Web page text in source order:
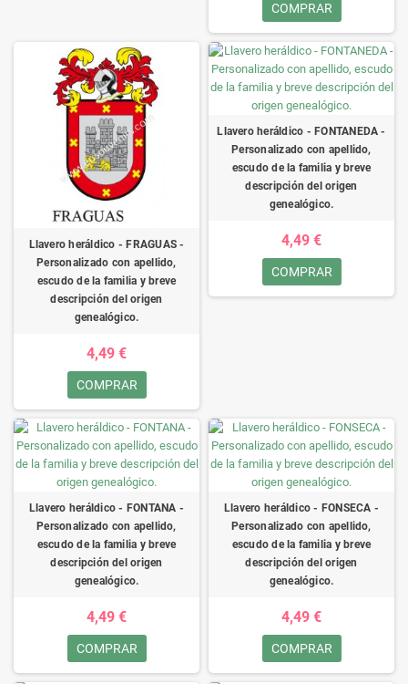
COMPRAR
Llavero heráldico - FRAGUAS -
Personalizado con apellido,
escudo de la familia y breve
descripción del origen
genealógico.
4,49 €
COMPRAR
Llavero heráldico - FONTANEDA -
Personalizado con apellido,
escudo de la familia y breve
descripción del origen
genealógico.
4,49 €
COMPRAR
Llavero heráldico - FONTANA -
Personalizado con apellido,
escudo de la familia y breve
descripción del origen
genealógico.
4,49 €
COMPRAR
Llavero heráldico - FONSECA -
Personalizado con apellido,
escudo de la familia y breve
descripción del origen
genealógico.
4,49 €
COMPRAR